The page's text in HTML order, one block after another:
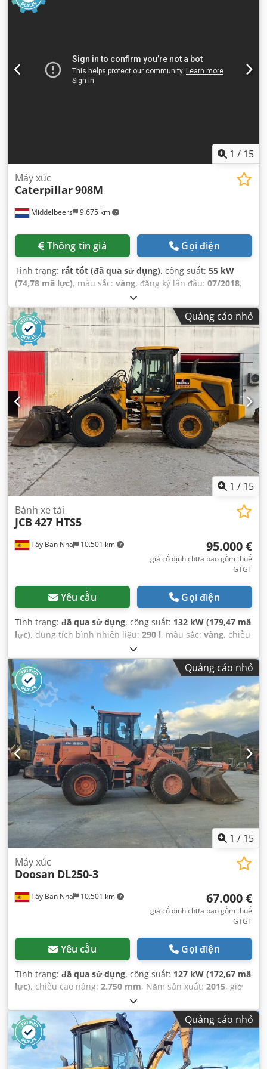
12, tình trạng lốp:
gầu đào:1.140 mm , Thiết bị: dẫn động bốn bánh, đèn pha
bổ sung,
1 / 15
Middelbeers 9.675 km
Máy xúc
Caterpillar908M
Thông tin giá Gọi điện
Tình trạng: rất tốt (đã qua sử dụng), công suất: 55 kW
(74,78 mã lực), màu sắc: vàng, đăng ký lần đầu: 07/2018,
, giờ hoạt động:
máy tính trên xe,
Quảng cáo nhỏ
1 / 15
Tây Ban Nha 10.501 km
Bánh xe tải
JCB 427 HTS5
95.000 €
giá cố định chưa bao gồm thuế
GTGT
Yêu cầu Gọi điện
Tình trạng: đã qua sử dụng, công suất: 132 kW (179,47 mã
lực), dung tích bình nhiên liệu: 290 l, màu sắc: vàng, chiều
, Năm sản xuất:
3.443 h,
Quảng cáo nhỏ
1 / 15
Tây Ban Nha 10.501 km
Máy xúc
Doosan DL250-3
67.000 €
giá cố định chưa bao gồm thuế
GTGT
Yêu cầu Gọi điện
Tình trạng: đã qua sử dụng, công suất: 127 kW (172,67 mã
lực), chiều cao nâng: 2.750 mm, Năm sản xuất: 2015, giờ
Quảng cáo nhỏ